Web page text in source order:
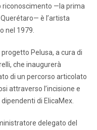
riconoscimento —la prima
è l’artista
nel 1979.
Pelusa, a cura di
che inaugurerà
di un percorso articolato
attraverso l’incisione e
di ElicaMex.
delegato del